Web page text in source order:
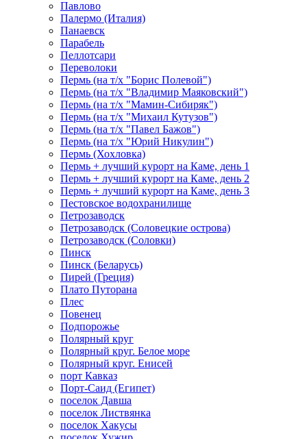
Павлово
Палермо (Италия)
Панаевск
Парабель
Пеллотсари
Переволоки
Пермь (на т/х "Борис Полевой")
Пермь (на т/х "Владимир Маяковский")
Пермь (на т/х "Мамин-Сибиряк")
Пермь (на т/х "Михаил Кутузов")
Пермь (на т/х "Павел Бажов")
Пермь (на т/х "Юрий Никулин")
Пермь (Хохловка)
Пермь + лучший курорт на Каме, день 1
Пермь + лучший курорт на Каме, день 2
Пермь + лучший курорт на Каме, день 3
Пестовское водохранилище
Петрозаводск
Петрозаводск (Соловецкие острова)
Петрозаводск (Соловки)
Пинск
Пинск (Беларусь)
Пирей (Греция)
Плато Путорана
Плес
Повенец
Подпорожье
Полярный круг
Полярный круг. Белое море
Полярный круг. Енисей
порт Кавказ
Порт-Саид (Египет)
поселок Давша
поселок Листвянка
поселок Хакусы